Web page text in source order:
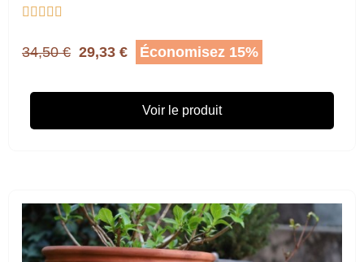
    
34,50 € 29,33 € Économisez 15%
Voir le produit